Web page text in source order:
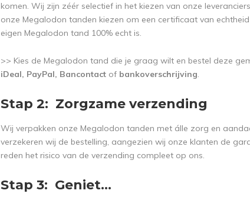
komen. Wij zijn zéér selectief in het kiezen van onze
onze Megalodon tanden kiezen om een certificaat van
eigen Megalodon tand 100% echt is.
>> Kies de Megalodon tand die je graag wilt en bestel deze
iDeal, PayPal, Bancontact of bankoverschrijving.
Stap 2: Zorgzame verzending
Wij verpakken onze Megalodon tanden met álle zorg en
verzekeren wij de bestelling, aangezien wij onze klanten de
reden het risico van de verzending compleet op ons.
Stap 3: Geniet...